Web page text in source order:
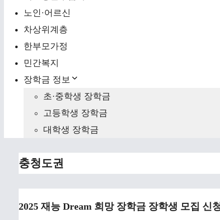
노인·어르신
차상위계층
한부모가정
민간복지
장학금 정보
초·중학생 장학금
고등학생 장학금
대학생 장학금
충청도권
2025 재능 Dream 희망 장학금 장학생 모집 신